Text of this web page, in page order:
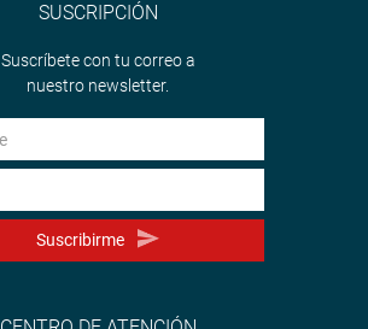
SUSCRIPCIÓN
Suscríbete con tu correo a
nuestro newsletter.
Suscribirme